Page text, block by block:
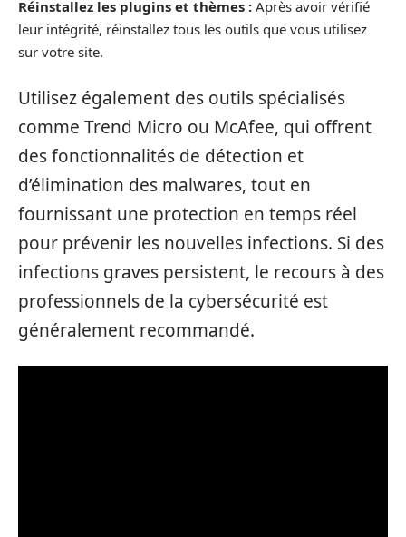
Réinstallez les plugins et thèmes : Après avoir vérifié
leur intégrité, réinstallez tous les outils que vous utilisez
sur votre site.
Utilisez également des outils spécialisés
comme Trend Micro ou McAfee, qui offrent
des fonctionnalités de détection et
d’élimination des malwares, tout en
fournissant une protection en temps réel
pour prévenir les nouvelles infections. Si des
infections graves persistent, le recours à des
professionnels de la cybersécurité est
généralement recommandé.